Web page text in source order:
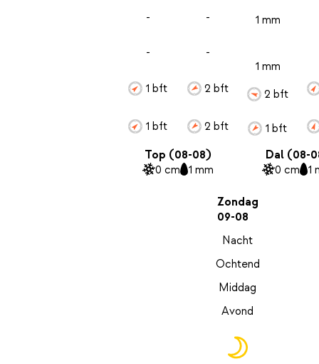
-
-
1 bft
1 bft
-
-
2 bft
2 bft
1 mm
1 mm
2 bft
1 bft
Top (08-08)
0 cm 1 mm
Dal (08-
0 cm 1
Zondag
09-08
Nacht
Ochtend
Middag
Avond